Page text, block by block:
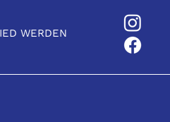
WERDEN